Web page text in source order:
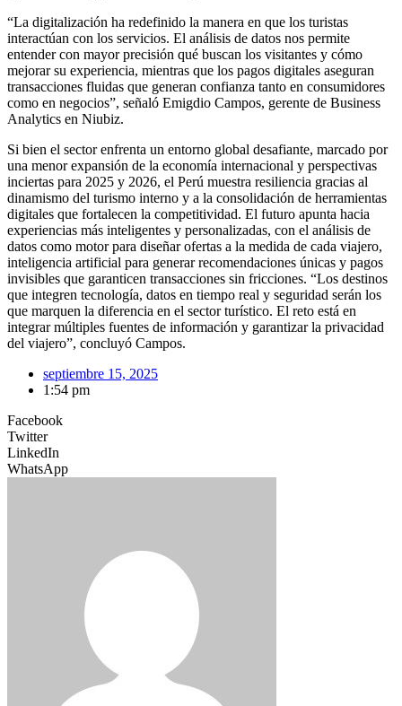
“La digitalización ha redefinido la manera en que los turistas
interactúan con los servicios. El análisis de datos nos permite
entender con mayor precisión qué buscan los visitantes y cómo
mejorar su experiencia, mientras que los pagos digitales aseguran
transacciones fluidas que generan confianza tanto en consumidores
como en negocios”, señaló Emigdio Campos, gerente de Business
Analytics en Niubiz.
Si bien el sector enfrenta un entorno global desafiante, marcado por
una menor expansión de la economía internacional y perspectivas
inciertas para 2025 y 2026, el Perú muestra resiliencia gracias al
dinamismo del turismo interno y a la consolidación de herramientas
digitales que fortalecen la competitividad. El futuro apunta hacia
experiencias más inteligentes y personalizadas, con el análisis de
datos como motor para diseñar ofertas a la medida de cada viajero,
inteligencia artificial para generar recomendaciones únicas y pagos
invisibles que garanticen transacciones sin fricciones. “Los destinos
que integren tecnología, datos en tiempo real y seguridad serán los
que marquen la diferencia en el sector turístico. El reto está en
integrar múltiples fuentes de información y garantizar la privacidad
del viajero”, concluyó Campos.
septiembre 15, 2025
1:54 pm
Facebook
Twitter
LinkedIn
WhatsApp